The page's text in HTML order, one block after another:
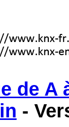
de A
-